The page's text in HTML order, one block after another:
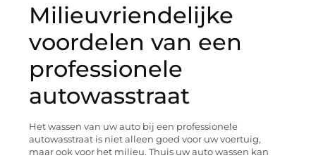
Milieuvriendelijke
voordelen van een
professionele
autowasstraat
Het wassen van uw auto bij een professionele
autowasstraat is niet alleen goed voor uw voertuig,
maar ook voor het milieu. Thuis uw auto wassen kan